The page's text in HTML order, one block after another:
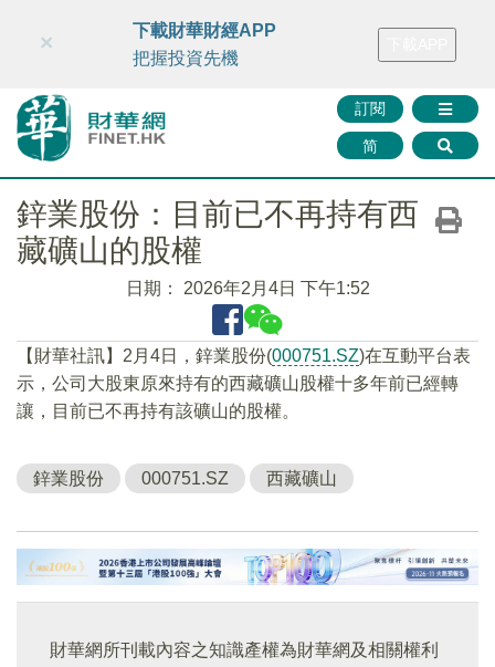
財華智庫網 FINTV FINMETA 財華證券 媒體矩陣
訂閱
简
×
下載財華財經APP
把握投資先機
鋅業股份：目前已不再持有西
藏礦山的股權
日期： 2026年2月4日 下午1:52
【財華社訊】2月4日，鋅業股份(000751.SZ)在互動平台表
示，公司大股東原來持有的西藏礦山股權十多年前已經轉
讓，目前已不再持有該礦山的股權。
鋅業股份 000751.SZ 西藏礦山
財華網所刊載內容之知識產權為財華網及相關權利